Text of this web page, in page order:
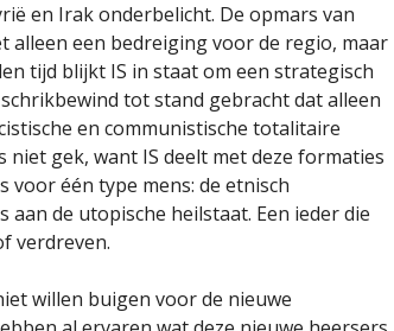
en Irak onderbelicht. De opmars van
alleen een bedreiging voor de regio, maar
tijd blijkt IS in staat om een strategisch
tot stand gebracht dat alleen
en communistische totalitaire
gek, want IS deelt met deze formaties
voor één type mens: de etnisch
de utopische heilstaat. Een ieder die
verdreven.
willen buigen voor de nieuwe